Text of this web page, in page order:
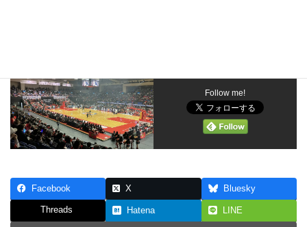
Follow me!
Facebook X Bluesky
Threads Hatena LINE